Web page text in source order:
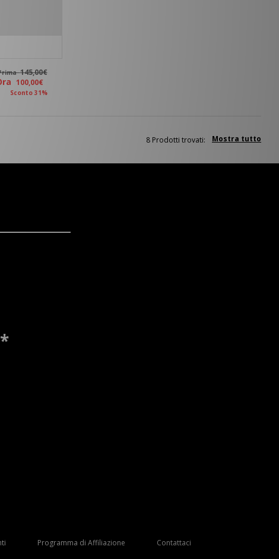
145,00€
100,00€
Sconto 31%
Mostra tutto
8 Prodotti trovati:
Programma di Affiliazione Contattaci